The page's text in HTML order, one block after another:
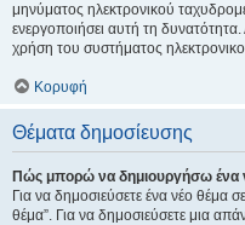
μηνύματος ηλεκτρονικού
ενεργοποιήσει αυτή τη
χρήση του συστήματος
Κορυφή
Θέματα δημοσίευσης
Πώς μπορώ να δημιουργήσω ένα
Για να δημοσιεύσετε ένα νέο θέμα
θέμα”. Για να δημοσιεύσετε μια